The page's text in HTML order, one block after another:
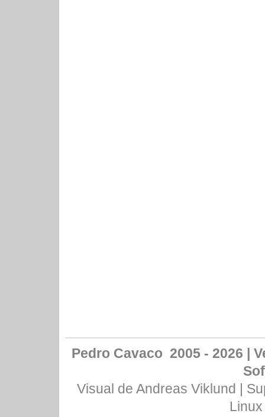
Pedro Cavaco 2005 - 2026 |
Visual de Andreas Viklund |
Linux